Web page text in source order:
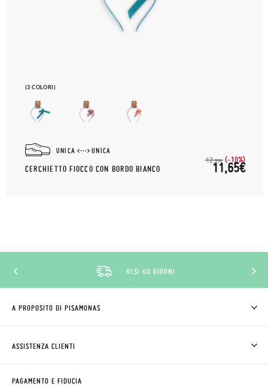
(3 COLORI)
UNICA UNICA
CERCHIETTO FIOCCO CON BORDO BIANCO
12,95€ (-10%)
11,65€
SCONTO CLUB PISAMONAS
A PROPOSITO DI PISAMONAS
CLUB PISAMONAS
ASSISTENZA CLIENTI
RICHIEDERE RESO
PAGAMENTO E FIDUCIA